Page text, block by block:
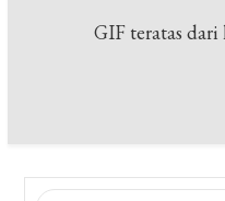
GIF teratas dari